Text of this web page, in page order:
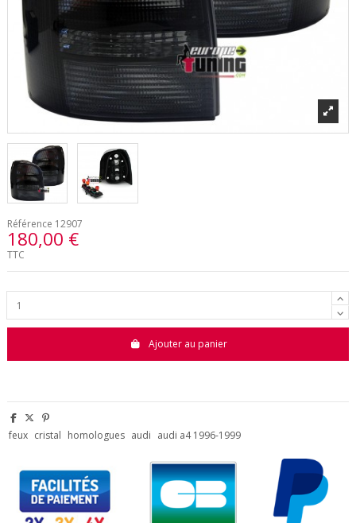
Référence 12907
180,00 €
TTC
Ajouter au panier
feux cristal homologues audi audi a4 1996-1999